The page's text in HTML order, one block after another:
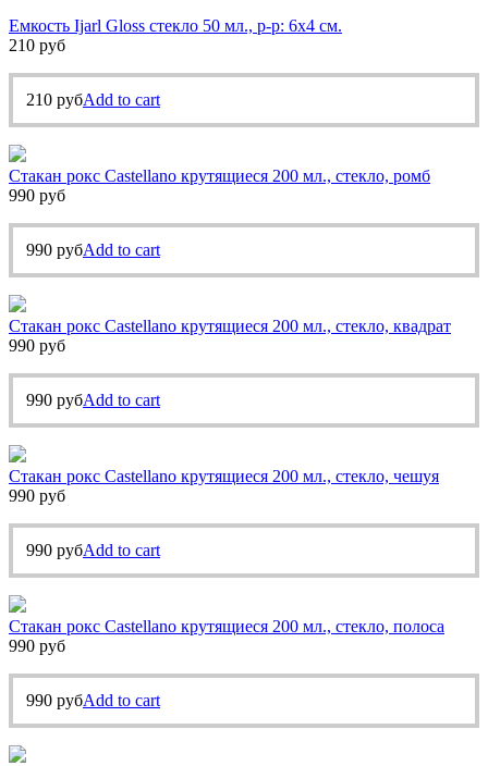
Емкость Ijarl Gloss стекло 50 мл., р-р: 6х4 см.
210 руб
210 рубAdd to cart
Стакан рокс Castellano крутящиеся 200 мл., стекло, ромб
990 руб
990 рубAdd to cart
Стакан рокс Castellano крутящиеся 200 мл., стекло, квадрат
990 руб
990 рубAdd to cart
Стакан рокс Castellano крутящиеся 200 мл., стекло, чешуя
990 руб
990 рубAdd to cart
Стакан рокс Castellano крутящиеся 200 мл., стекло, полоса
990 руб
990 рубAdd to cart